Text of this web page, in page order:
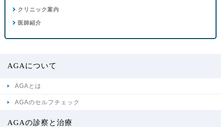
クリニック案内
医師紹介
AGAについて
AGAとは
AGAのセルフチェック
AGAの診察と治療